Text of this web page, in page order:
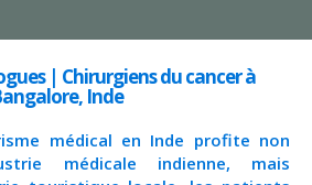
| Chirurgiens du cancer à
Inde
médical en Inde profite non
médicale indienne, mais